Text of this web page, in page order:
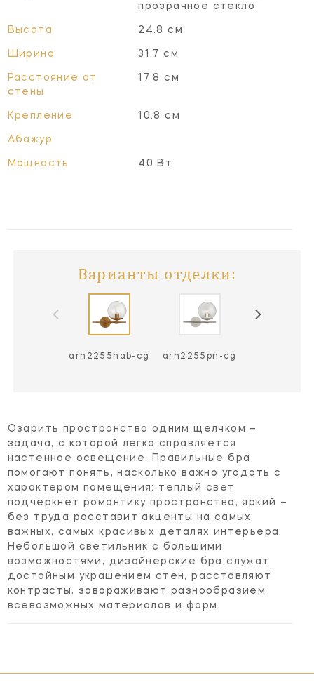
прозрачное стекло
Высота 24.8 см
Ширина 31.7 см
Расстояние от
стены
17.8 см
Крепление 10.8 см
Абажур
Мощность 40 Вт
Варианты отделки:
arn2255hab-cg arn2255pn-cg
Озарить пространство одним щелчком –
задача, с которой легко справляется
настенное освещение. Правильные бра
помогают понять, насколько важно угадать с
характером помещения: теплый свет
подчеркнет романтику пространства, яркий –
без труда расставит акценты на самых
важных, самых красивых деталях интерьера.
Небольшой светильник с большими
возможностями; дизайнерские бра служат
достойным украшением стен, расставляют
контрасты, завораживают разнообразием
всевозможных материалов и форм.